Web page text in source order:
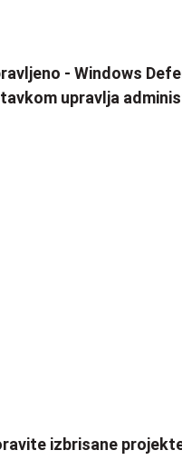
- Windows
upravlja
izbrisane